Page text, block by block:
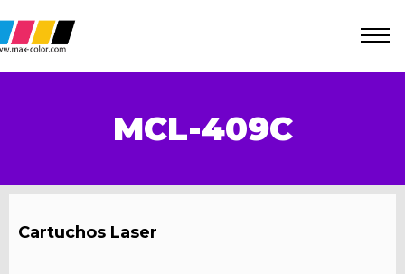
MCL-409C
Cartuchos Laser